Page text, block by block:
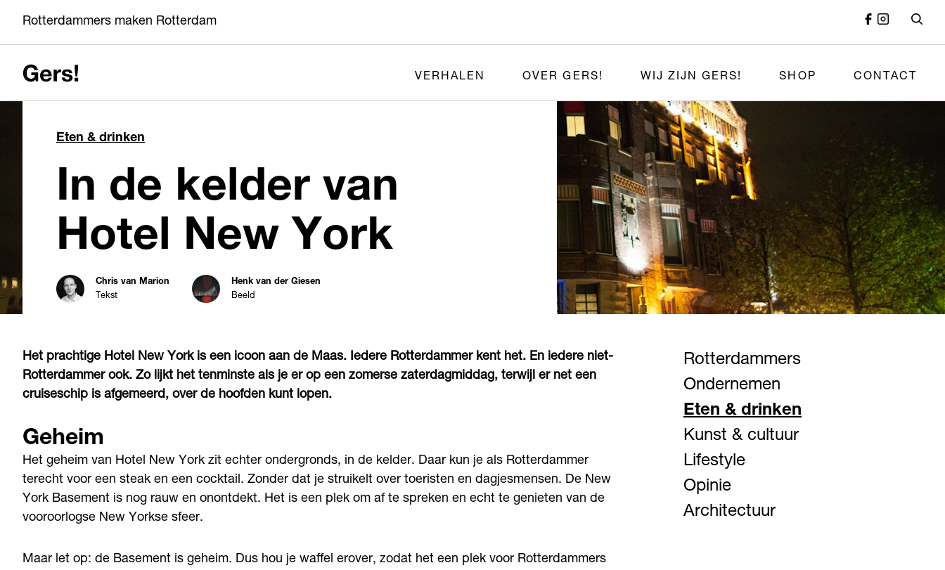
Rotterdammers maken Rotterdam
VERHALEN OVER GERS! WIJ ZIJN GERS! SHOP CONTACT
Eten & drinken
In de kelder van
Hotel New York
Chris van Marion
Tekst
Henk van der Giesen
Beeld
Het prachtige Hotel New York is een icoon aan de Maas. Iedere Rotterdammer kent het. En iedere niet-
Rotterdammer ook. Zo lijkt het tenminste als je er op een zomerse zaterdagmiddag, terwijl er net een
cruiseschip is afgemeerd, over de hoofden kunt lopen.
Geheim
Het geheim van Hotel New York zit echter ondergronds, in de kelder. Daar kun je als Rotterdammer
terecht voor een steak en een cocktail. Zonder dat je struikelt over toeristen en dagjesmensen. De New
York Basement is nog rauw en onontdekt. Het is een plek om af te spreken en echt te genieten van de
vooroorlogse New Yorkse sfeer.
Maar let op: de Basement is geheim. Dus hou je waffel erover, zodat het een plek voor Rotterdammers
Rotterdammers
Ondernemen
Eten & drinken
Kunst & cultuur
Lifestyle
Opinie
Architectuur